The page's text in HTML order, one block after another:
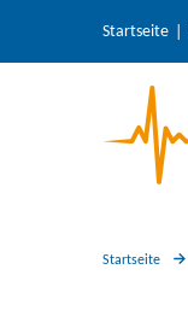
Startseite
Startseite